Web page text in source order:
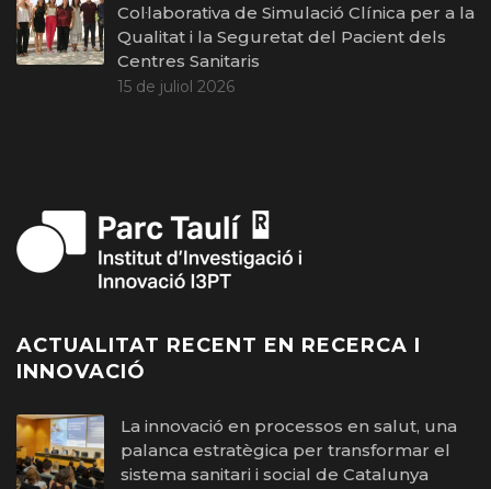
Col·laborativa de Simulació Clínica per a la
Qualitat i la Seguretat del Pacient dels
Centres Sanitaris
15 de juliol 2026
ACTUALITAT RECENT EN RECERCA I
INNOVACIÓ
La innovació en processos en salut, una
palanca estratègica per transformar el
sistema sanitari i social de Catalunya